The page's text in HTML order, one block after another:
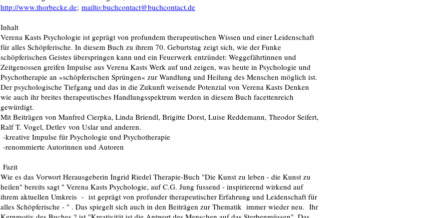
http://www.thorbecke.de; mailto:buchcontact@buchcontact.de
Inhalt
Verena Kasts Psychologie ist geprägt von profundem therapeutischen Wissen und einer Leidenschaft
für alles Schöpferische. In diesem Buch zu ihrem 70. Geburtstag zeigt sich, wie der Funke
schöpferischen Geistes überspringen kann und ein Feuerwerk entzündet: Weggefährtinnen und
Zeitgenossen greifen Impulse aus Verena Kasts Werk auf und zeigen, was heute in Psychologie und
Psychotherapie an »schöpferischen Sprüngen« zur Wandlung und Heilung des Menschen möglich ist.
Der psychologische Tiefgang und das in die Zukunft weisende Potenzial von Verena Kasts Denken
wie auch ihr breites therapeutisches Handlungsspektrum werden in diesem Buch facettenreich
gewürdigt.
Mit Beiträgen von Manfred Cierpka, Linda Briendl, Brigitte Dorst, Luise Reddemann, Theodor Seifert,
Ralf T. Vogel, Detlev von Uslar und anderen.
-kreative Impulse für Psychologie und Psychotherapie
-renommierte Autorinnen und Autoren
Fazit
Wie es das Vorwort Herausgeberin Ingrid Riedel Therapie-Buch "Die Kunst zu leben - die Kunst zu
heilen" bereits sagt " Verena Kasts Psychologie, auf C.G. Jung fussend - inspirierend wirkend auf
ihrem aktuellen Umkreis - ist geprägt von profunder therapeutischer Erfahrung und Leidenschaft für
alles Schöpferische - " . Das spiegelt sich auch in den Beiträgen zur Thematik immer wieder neu. Ihr